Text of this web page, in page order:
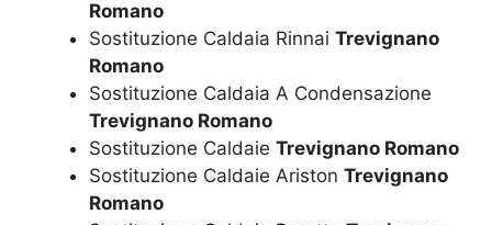
Romano
Sostituzione Caldaia Rinnai Trevignano
Romano
Sostituzione Caldaia A Condensazione
Trevignano Romano
Sostituzione Caldaie Trevignano Romano
Sostituzione Caldaie Ariston Trevignano
Romano